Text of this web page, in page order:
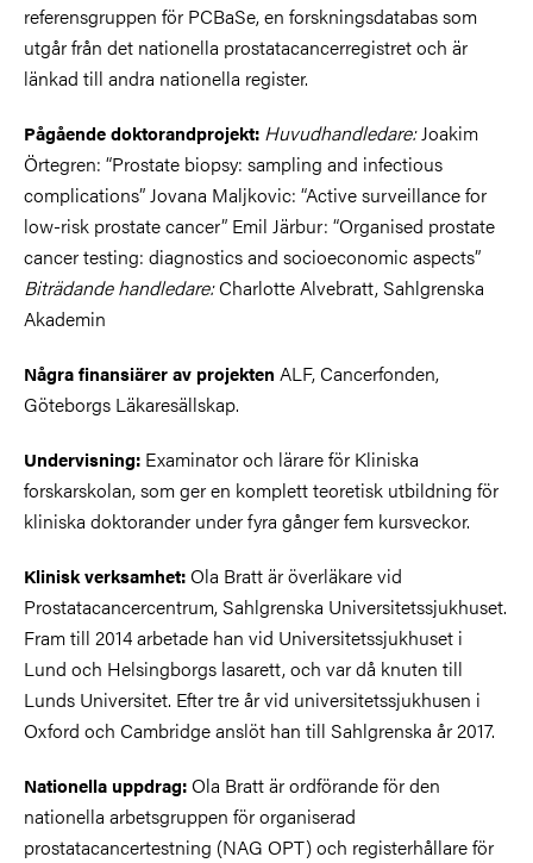
referensgruppen för PCBaSe, en forskningsdatabas som
utgår från det nationella prostatacancerregistret och är
länkad till andra nationella register.
Pågående doktorandprojekt: Huvudhandledare:Joakim
Örtegren: “Prostate biopsy: sampling and infectious
complications” Jovana Maljkovic: “Active surveillance for
low-risk prostate cancer” Emil Järbur: “Organised prostate
cancer testing: diagnostics and socioeconomic aspects”
Biträdande handledare:Charlotte Alvebratt, Sahlgrenska
Akademin
Några finansiärer av projekten ALF, Cancerfonden,
Göteborgs Läkaresällskap.
Undervisning: Examinator och lärare för Kliniska
forskarskolan, som ger en komplett teoretisk utbildning för
kliniska doktorander under fyra gånger fem kursveckor.
Klinisk verksamhet:Ola Bratt är överläkare vid
Prostatacancercentrum, Sahlgrenska Universitetssjukhuset.
Fram till 2014 arbetade han vid Universitetssjukhuset i
Lund och Helsingborgs lasarett, och var då knuten till
Lunds Universitet. Efter tre år vid universitetssjukhusen i
Oxford och Cambridge anslöt han till Sahlgrenska år 2017.
Nationella uppdrag:Ola Bratt är ordförande för den
nationella arbetsgruppen för organiserad
prostatacancertestning (NAG OPT) och registerhållare för